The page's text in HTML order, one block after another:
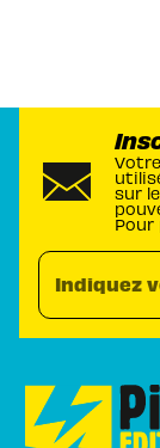
sur
Pour
Indiquez